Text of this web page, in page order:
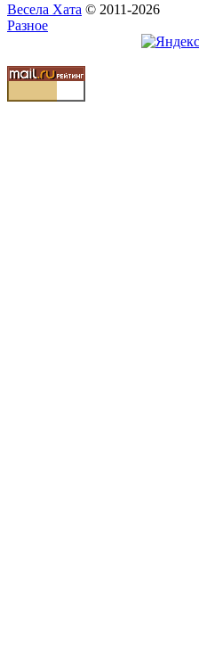
Весела Хата © 2011-2026
Разное